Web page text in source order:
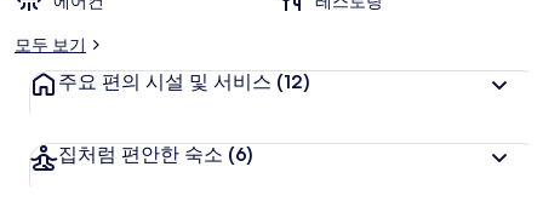
모두 보기
주요 편의 시설 및 서비스 (12)
집처럼 편안한 숙소 (6)